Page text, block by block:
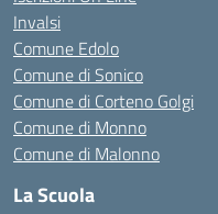
Invalsi
Comune Edolo
Comune di Sonico
Comune di Corteno Golgi
Comune di Monno
Comune di Malonno
La Scuola